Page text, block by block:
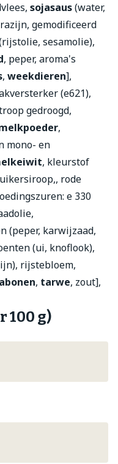
sojasaus(water,
gemodificeerd
sesamolie),
, peper, aroma's
, weekdieren],
(e621),
gedroogd,
,
mono- en
, kleurstof
rode
e 330
(peper, karwijzaad,
(ui, knoflook),
rijstebloem,
, tarwe, zout],
100 g)